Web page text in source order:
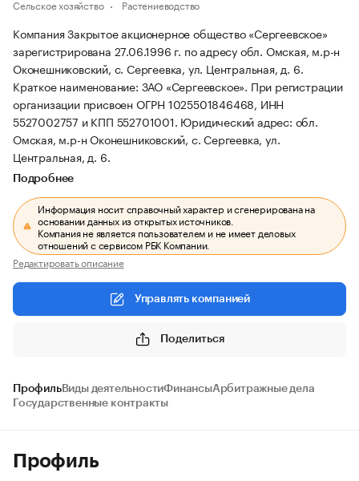
Сельское хозяйство Растениеводство
Компания Закрытое акционерное общество «Сергеевское»
зарегистрирована 27.06.1996 г. по адресу обл. Омская, м.р-н
Оконешниковский, с. Сергеевка, ул. Центральная, д. 6.
Краткое наименование: ЗАО «Сергеевское». При регистрации
организации присвоен ОГРН 1025501846468, ИНН
5527002757 и КПП 552701001. Юридический адрес: обл.
Омская, м.р-н Оконешниковский, с. Сергеевка, ул.
Центральная, д. 6.
Подробнее
Информация носит справочный характер и сгенерирована на
основании данных из открытых источников.
Компания не является пользователем и не имеет деловых
отношений с сервисом РБК Компании.
Редактировать описание
Управлять компанией
Поделиться
ПрофильВиды деятельностиФинансыАрбитражные дела
Государственные контракты
Профиль